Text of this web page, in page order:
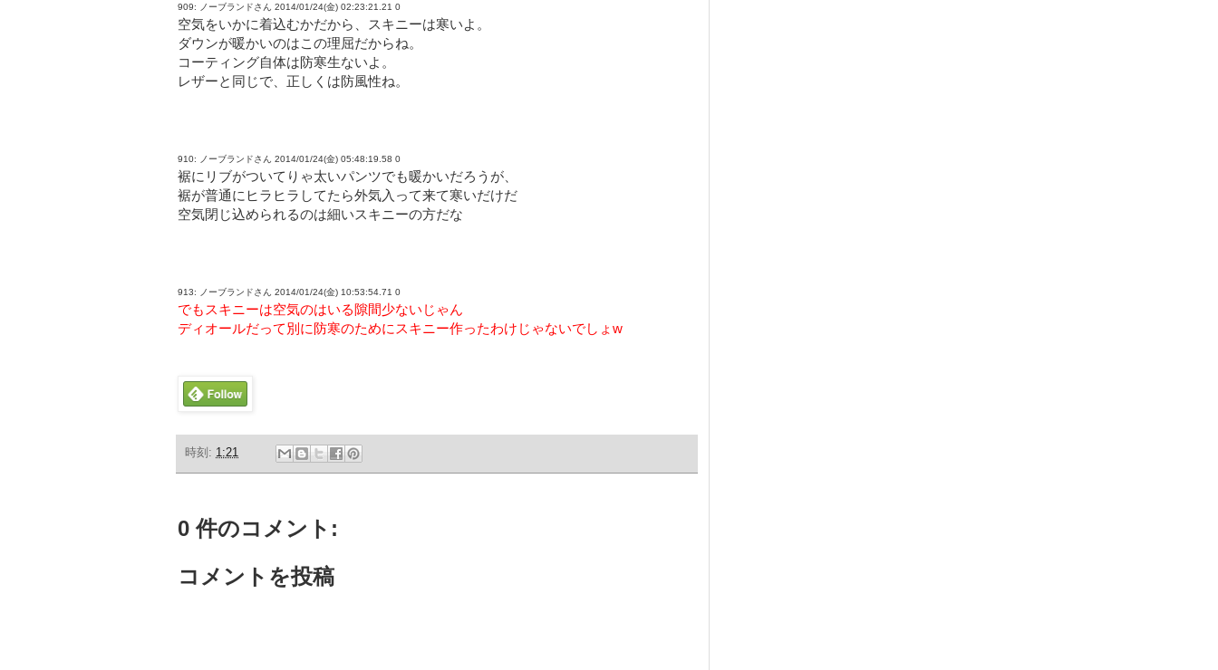
909: ノーブランドさん 2014/01/24(金) 02:23:21.21 0
空気をいかに着込むかだから、スキニーは寒いよ。
ダウンが暖かいのはこの理屈だからね。
コーティング自体は防寒生ないよ。
レザーと同じで、正しくは防風性ね。
910: ノーブランドさん 2014/01/24(金) 05:48:19.58 0
裾にリブがついてりゃ太いパンツでも暖かいだろうが、
裾が普通にヒラヒラしてたら外気入って来て寒いだけだ
空気閉じ込められるのは細いスキニーの方だな
913: ノーブランドさん 2014/01/24(金) 10:53:54.71 0
でもスキニーは空気のはいる隙間少ないじゃん
ディオールだって別に防寒のためにスキニー作ったわけじゃないでしょw
時刻: 1:21
0 件のコメント:
コメントを投稿